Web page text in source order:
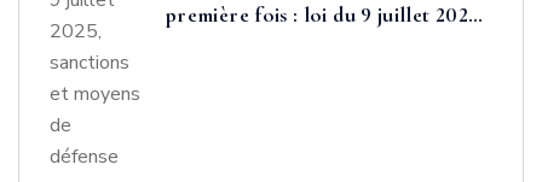
première fois : loi du 9 juillet 2025,